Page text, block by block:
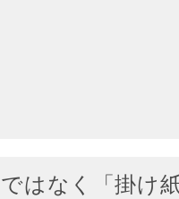
はなく「掛け